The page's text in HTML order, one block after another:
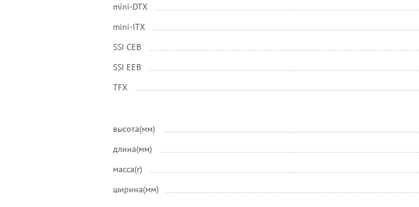
mini-DTX
mini-ITX
SSI CEB
SSI EEB
ТFХ
высота(мм)
длина(мм)
масса(г)
ширина(мм)